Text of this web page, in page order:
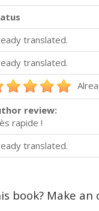
translated.
translated.
review:
rapide !
translated.
book? Make